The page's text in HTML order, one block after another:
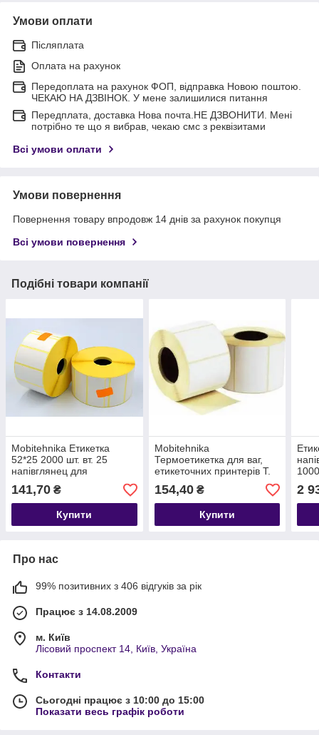
Умови оплати
Післяплата
Оплата на рахунок
Передоплата на рахунок ФОП, відправка Новою поштою.
ЧЕКАЮ НА ДЗВІНОК. У мене залишилися питання
Передплата, доставка Нова почта.НЕ ДЗВОНИТИ. Мені
потрібно те що я вибрав, чекаю смс з реквізитами
Всі умови оплати
Умови повернення
Повернення товару впродовж 14 днів за рахунок покупця
Всі умови повернення
Подібні товари компанії
Mobitehnika Етикетка
52*25 2000 шт. вт. 25
напівглянец для
термотрансферних
принтерів, рулон 100 мм.
141,70 ₴
Купити
Mobitehnika
Термоетикетка для ваг,
етикеточних принтерів Т.
Еко 70*40 1000шт вт. 40мм
біла
154,40₴
Купити
10
2
Про нас
99% позитивних з 406 відгуків за рік
Працює з 14.08.2009
м. Київ
Лісовий проспект 14, Київ, Україна
Контакти
Сьогодні працює з 10:00 до 15:00
Показати весь графік роботи